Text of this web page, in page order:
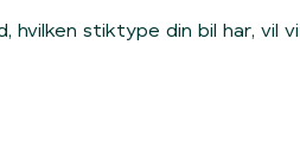
hvilken stiktype din bil har,